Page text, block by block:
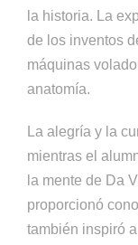
la historia. La
de los inventos
máquinas
anatomía.
La alegría y la
mientras el
la mente de Da
proporcionó
también inspiró